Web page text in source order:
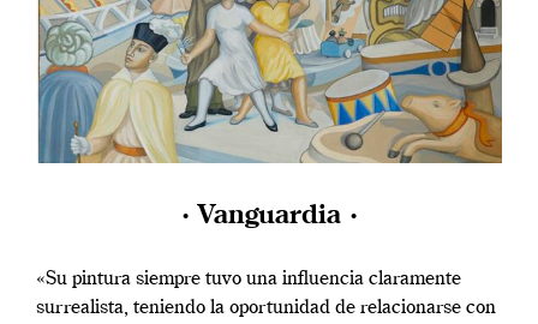
· Vanguardia ·
«Su pintura siempre tuvo una influencia claramente
surrealista, teniendo la oportunidad de relacionarse con